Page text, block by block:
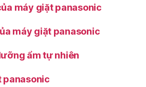
máy giặt panasonic
máy giặt panasonic
ẩm tự nhiên
panasonic